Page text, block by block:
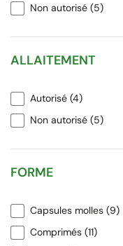
Non autorisé (5)
ALLAITEMENT
Autorisé (4)
Non autorisé (5)
FORME
Capsules molles (9)
Comprimés (11)